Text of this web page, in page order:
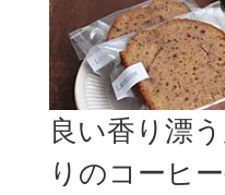
良い香り漂
りのコーヒ